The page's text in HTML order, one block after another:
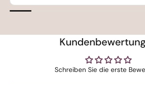
Schreiben Sie die erste